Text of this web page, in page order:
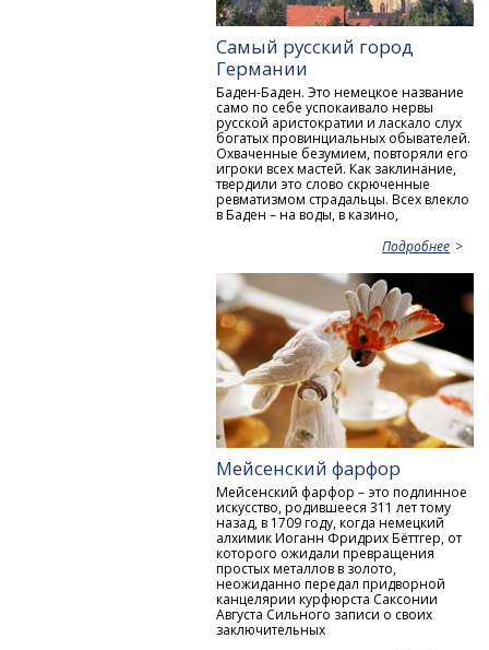
Самый русский город
Германии
Баден-Баден. Это немецкое название
само по себе успокаивало нервы
русской аристократии и ласкало слух
богатых провинциальных обывателей.
Охваченные безумием, повторяли его
игроки всех мастей. Как заклинание,
твердили это слово скрюченные
ревматизмом страдальцы. Всех влекло
в Баден – на воды, в казино,
Подробнее
Мейсенский фарфор
Мейсенский фарфор – это подлинное
искусство, родившееся 311 лет тому
назад, в 1709 году, когда немецкий
алхимик Иоганн Фридрих Бёттгер, от
которого ожидали превращения
простых металлов в золото,
неожиданно передал придворной
канцелярии курфюрста Саксонии
Aвгуста Сильного записи о своих
заключительных